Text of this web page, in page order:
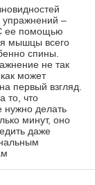
упражнений –
ее помощью
мышцы всего
спины.
не так
может
первый взгляд.
то, что
нужно делать
минут, оно
даже